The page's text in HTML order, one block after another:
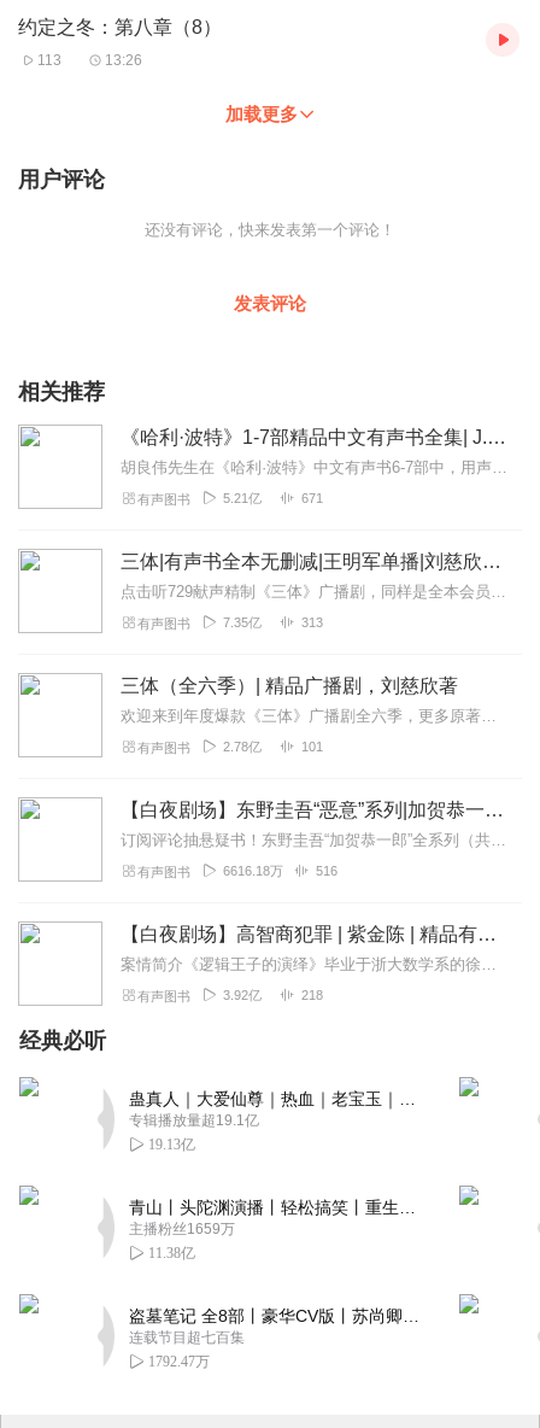
约定之冬：第八章（8）
113 13:26
加载更多
用户评论
还没有评论，快来发表第一个评论！
发表评论
相关推荐
《哈利·波特》1-7部精品中文有声书全集| J.K.罗琳原著，光合积木演播
胡良伟先生在《哈利·波特》中文有声书6-7部中，用声音带领着大家继续魔法之旅。为保证作品的一致性，给大家带来完整的魔法体验，我们与版权方PottermoreP...
有声图书 5.21亿 671
三体|有声书全本无删减|王明军单播|刘慈欣原著
点击听729献声精制《三体》广播剧，同样是全本会员免费畅听，快来感受声音大戏的魅力！【购买须知】1、本作品部分集数为免费试听。2、版权归原作者所有，严禁翻录成任...
有声图书 7.35亿 313
三体（全六季）| 精品广播剧，刘慈欣著
欢迎来到年度爆款《三体》广播剧全六季，更多原著细节，全集畅听！【购买须知】1、本作品为付费广播剧《三体（全六季）》，定价198元，购买成功后即可收听。VIP会员...
有声图书 2.78亿 101
【白夜剧场】东野圭吾“恶意”系列|加贺恭一郎全11部
订阅评论抽悬疑书！东野圭吾“加贺恭一郎”全系列（共11部）11.30正式上线白夜剧场，第一部《祈祷落幕时》率先发布！即日起～12.20日24点前，专辑评论点赞...
有声图书 6616.18万 516
【白夜剧场】高智商犯罪 | 紫金陈 | 精品有声剧
案情简介《逻辑王子的演绎》毕业于浙大数学系的徐策在本科期间就有“逻辑王子”的美誉，他关于数理逻辑的论文多次上过刊物。其后拿到全额奖学金，赴美国加州大学获心理学博...
有声图书 3.92亿 218
经典必听
专辑播放量超19.1亿
19.13亿
主播粉丝1659万
11.38亿
连载节目超七百集
1792.47万